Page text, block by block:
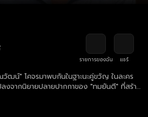
รายการของฉัน
แชร์
ฒน์" โคจรมาพบกันในฐาะนะคู่ขวัญ ในละคร
งจากนิยายปลายปากกาของ "ทมยันตี" ที่สร้าง
ทั้งเมือง"... นักโบราณคดีหนุ่มได้พบหญิงสาว